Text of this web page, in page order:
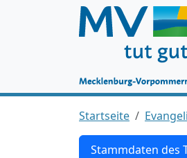
Startseite
Stammdaten des